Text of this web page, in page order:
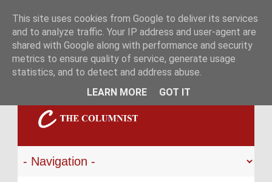
This site uses cookies from Google to deliver its services
and to analyze traffic. Your IP address and user-agent are
shared with Google along with performance and security
metrics to ensure quality of service, generate usage
statistics, and to detect and address abuse.
LEARN MORE
GOT IT